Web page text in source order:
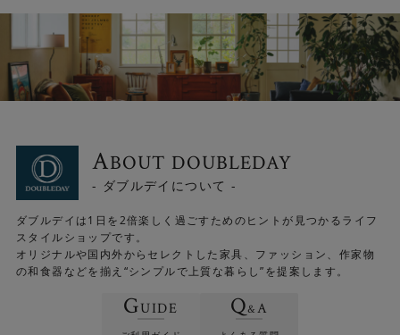
ABOUT DOUBLEDAY
- ダブルデイについて -
ダブルデイは1日を2倍楽しく過ごすためのヒントが見つかるライフ
スタイルショップです。
オリジナルや国内外からセレクトした家具、ファッション、作家物
の和食器などを揃え“シンプルで上質な暮らし”を提案します。
GUIDE Q&A